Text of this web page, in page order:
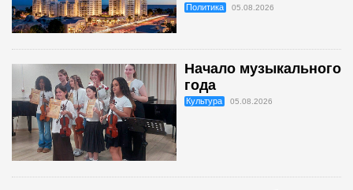
Политика 05.08.2026
Начало музыкального
года
Культура 05.08.2026